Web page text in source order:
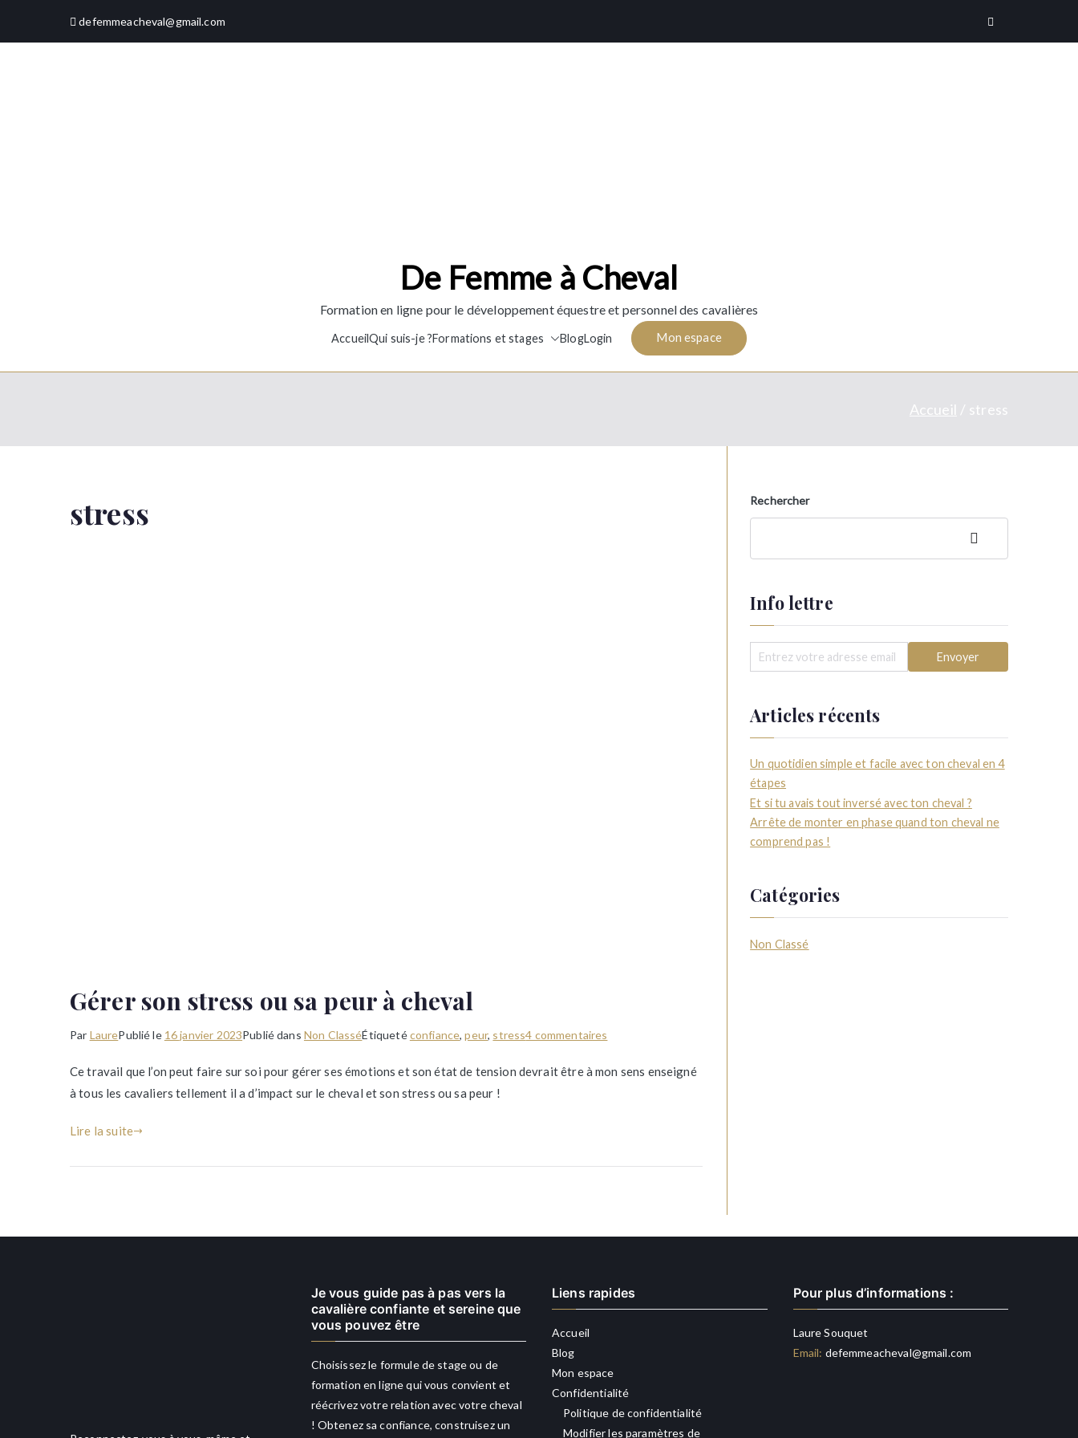
defemmeacheval@gmail.com
De Femme à Cheval
Formation en ligne pour le développement équestre et personnel des cavalières
AccueilQui suis-je ?Formations et stages BlogLogin Mon espace
Accueil stress
stress
Gérer son stress ou sa peur à cheval
Par LaurePublié le 16 janvier 2023Publié dans Non ClasséÉtiquetéconfiance,peur, stress4 commentaires
son
Ce travail que l’on peut faire sur soi pour gérer ses émotions et son état de tension devrait être à mon sens enseigné
à tous les cavaliers tellement il a d’impact sur le cheval et son stress ou sa peur !
Lire la suite
Rechercher
Recherc
her
Info lettre
Articles récents
Un quotidien simple et facile avec ton cheval en 4
étapes
Et si tu avais tout inversé avec ton cheval ?
Arrête de monter en phase quand ton cheval ne
comprend pas !
Catégories
Non Classé
Je vous guide pas à pas vers la
cavalière confiante et sereine que
vous pouvez être
Choisissez le formule de stage ou de
formation en ligne qui vous convient et
réécrivez votre relation avec votre cheval
! Obtenez sa confiance, construisez un
Liens rapides
Accueil
Blog
Mon espace
Confidentialité
Politique de confidentialité
Modifier les paramètres de
Pour plus d’informations :
Laure Souquet
Email: defemmeacheval@gmail.com